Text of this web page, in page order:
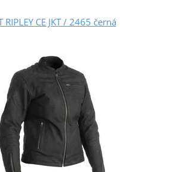
RIPLEY CE JKT / 2465 černá